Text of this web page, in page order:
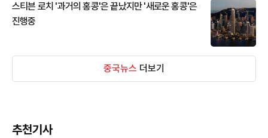
스티븐 로치 '과거의 홍콩'은 끝났지만 '새로운 홍콩'은
진행중
중국뉴스 더보기
추천기사